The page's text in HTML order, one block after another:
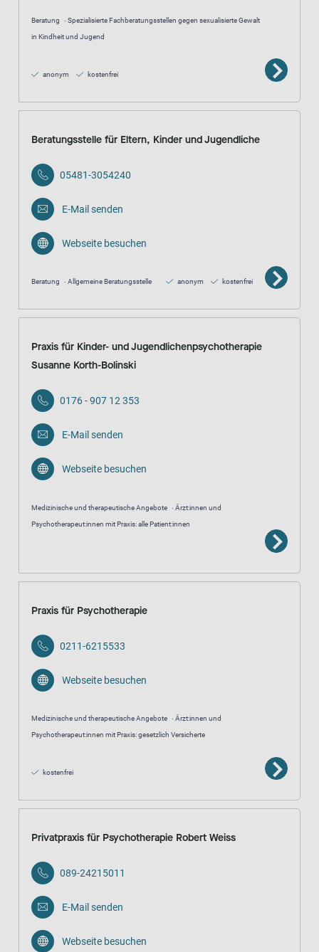
Beratung
Spezialisierte Fachberatungsstellen gegen sexualisierte Gewalt
in Kindheit und Jugend
anonym kostenfrei
Beratungsstelle für Eltern, Kinder und Jugendliche
05481-3054240
E-Mail senden
Webseite besuchen
Beratung Allgemeine Beratungsstelle anonym kostenfrei
Praxis für Kinder- und Jugendlichenpsychotherapie
Susanne Korth-Bolinski
0176 - 907 12 353
E-Mail senden
Webseite besuchen
Medizinische und therapeutische Angebote
Ärzt:innen und
Psychotherapeut:innen mit Praxis: alle Patient:innen
Praxis für Psychotherapie
0211-6215533
Webseite besuchen
Medizinische und therapeutische Angebote
Ärzt:innen und
Psychotherapeut:innen mit Praxis: gesetzlich Versicherte
kostenfrei
Privatpraxis für Psychotherapie Robert Weiss
089-24215011
E-Mail senden
Webseite besuchen